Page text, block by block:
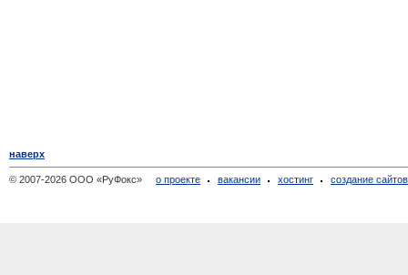
наверх
© 2007-2026 ООО «РуФокс» о проекте вакансии хостинг создание сайтов